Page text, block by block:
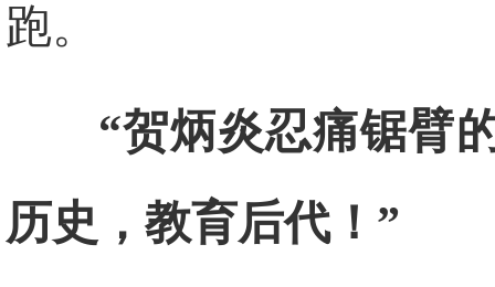
跑。
“贺炳炎忍痛锯臂
历史，教育后代！”